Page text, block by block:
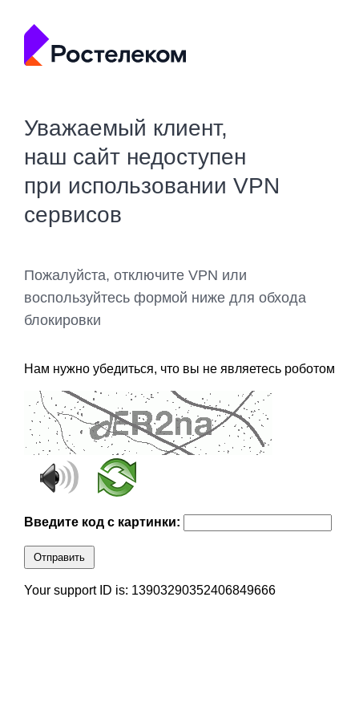
Уважаемый клиент,
наш сайт недоступен
при использовании VPN
сервисов
Пожалуйста, отключите VPN или
воспользуйтесь формой ниже для обхода
блокировки
Нам нужно убедиться, что вы не являетесь роботом
Введите код с картинки:
Отправить
Your support ID is: 13903290352406849666